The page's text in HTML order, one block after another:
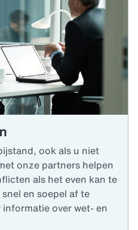
ook als u niet
onze partners helpen
als het even kan te
en soepel af te
over wet- en